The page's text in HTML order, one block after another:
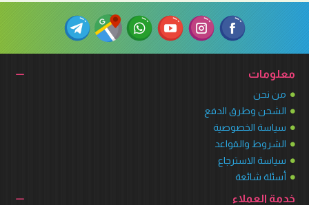
معلومات
من نحن
الشحن وطرق الدفع
سياسة الخصوصية
الشروط والقواعد
سياسة الاسترجاع
أسئلة شائعة
خدمة العملاء